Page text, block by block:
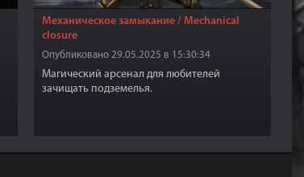
Механическое замыкание / Mechanical
closure
Опубликовано 29.05.2025 в 15:30:34
Магический арсенал для любителей
зачищать подземелья.